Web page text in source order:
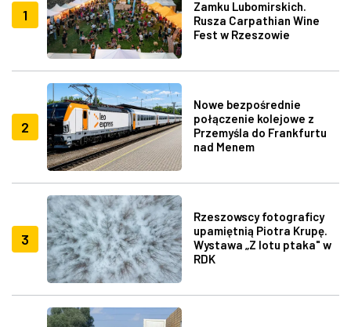
1
Zamku Lubomirskich.
Rusza Carpathian Wine
Fest w Rzeszowie
2
Nowe bezpośrednie
połączenie kolejowe z
Przemyśla do Frankfurtu
nad Menem
3
Rzeszowscy fotograficy
upamiętnią Piotra Krupę.
Wystawa „Z lotu ptaka" w
RDK